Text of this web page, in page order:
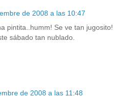
de 2008 a las 10:47
pintita..humm! Se ve tan jugosito!
sábado tan nublado.
de 2008 a las 11:48